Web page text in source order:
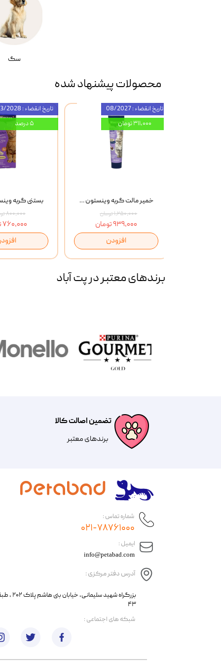
سگ
محصولات پیشنهاد شده
۸۰۰,۰۰۰ تومان
۷۶۰,۰۰۰ تومان
تاریخ انقضاء : 03/2028
۵ درصد
خمیر مالت گربه وینستون Winston Flea Seed Husks وزن 100 گرم
۱,۲۵۰,۰۰۰ تومان
۹۳۹,۰۰۰ تومان
افزودن
تاریخ انقضاء : 08/2027
۳۱۱,۰۰۰ تومان
برند‌های معتبر در پت آباد
تضمین اصالت کالا
​​برندهای معتبر​​​​​​​
​ایمیل :
آدرس دفتر مرکزی :
info@petabad.com
​​بزرگراه شهید
۴۳
شماره تماس :
۰۲۱-۷۸۷۶۱۰۰۰
​شبکه های اجتماعی :